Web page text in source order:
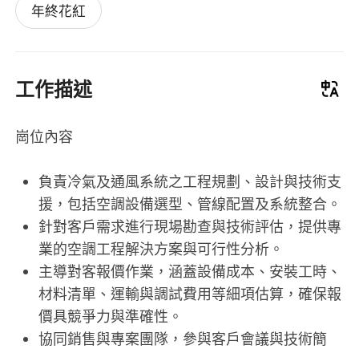
年終花紅
工作描述
崗位內容
負責冷氣及通風系統之工程規劃、設計與技術支
援，包括空調設備選型、管線配置及系統整合。
針對客戶需求進行現場勘查與技術評估，提供專
業的空調工程解決方案與可行性分析。
主導對客報價作業，涵蓋設備成本、安裝工時、
材料清單、運輸與調試費用等細項估算，確保報
價具競爭力與準確性。
協同銷售與專案團隊，參與客戶會議與技術簡